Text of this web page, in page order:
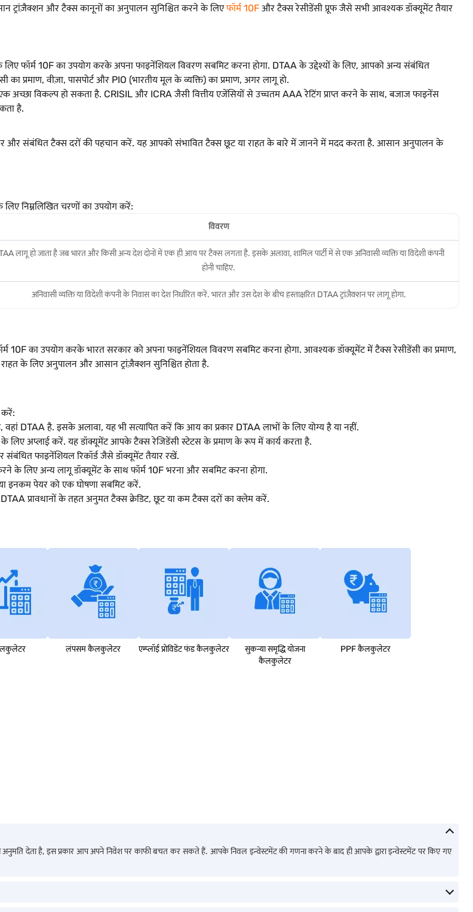
ट्रांज़ैक्शन और टैक्स कानूनों का अनुपालन सुनिश्चित करने के लिएफॉर्म 10F और टैक्स रेसीडेंसी प्रूफ जैसे सभी आवश्यक डॉक्यूमेंट तैयार
10F का उपयोग करके अपना फाइनेंशियल विवरण सबमिट करना होगा. DTAA के उद्देश्यों के लिए, आपको अन्य संबंधित
प्रमाण, वीज़ा, पासपोर्ट और PIO (भारतीय मूल के व्यक्ति) का प्रमाण, अगर लागू हो.
अच्छा विकल्प हो सकता है. CRISIL और ICRA जैसी वित्तीय एजेंसियों से उच्चतम AAA रेटिंग प्राप्त करने के साथ, बजाज फाइनेंस
है.
और संबंधित टैक्स दरों की पहचान करें. यह आपको संभावित टैक्स छूट या राहत के बारे में जानने में मदद करता है. आसान अनुपालन के
निम्नलिखित चरणों का उपयोग करें:
विवरण
लागू हो जाता है जब भारत और किसी अन्य देश दोनों में एक ही आय पर टैक्स लगता है. इसके अलावा, शामिल पार्टी में से एक अनिवासी व्यक्ति या विदेशी कंपनी
होनी चाहिए.
अनिवासी व्यक्ति या विदेशी कंपनी के निवास का देश निर्धारित करें. भारत और उस देश के बीच हस्ताक्षरित DTAA ट्रांज़ैक्शन पर लागू होगा.
का उपयोग करके भारत सरकार को अपना फाइनेंशियल विवरण सबमिट करना होगा. आवश्यक डॉक्यूमेंट में टैक्स रेसीडेंसी का प्रमाण,
के लिए अनुपालन और आसान ट्रांज़ैक्शन सुनिश्चित होता है.
DTAA है. इसके अलावा, यह भी सत्यापित करें कि आय का प्रकार DTAA लाभों के लिए योग्य है या नहीं.
लिए अप्लाई करें. यह डॉक्यूमेंट आपके टैक्स रेजिडेंसी स्टेटस के प्रमाण के रूप में कार्य करता है.
फाइनेंशियल रिकॉर्ड जैसे डॉक्यूमेंट तैयार रखें.
के लिए अन्य लागू डॉक्यूमेंट के साथ फॉर्म 10F भरना और सबमिट करना होगा.
इनकम पेयर को एक घोषणा सबमिट करें.
प्रावधानों के तहत अनुमत टैक्स क्रेडिट, छूट या कम टैक्स दरों का क्लेम करें.
लंपसम कैलकुलेटर एम्‍प्‍लॉई प्रोविडेंट फंड कैलकुलेटर
सुकन्या समृद्धि योजना
कैलकुलेटर
PPF कैलकुलेटर
देता है, इस प्रकार आप अपने निवेश पर काफी बचत कर सकते हैं. आपके निवल इन्वेस्टमेंट की गणना करने के बाद ही आपके द्वारा इन्वेस्टमेंट पर किए गए